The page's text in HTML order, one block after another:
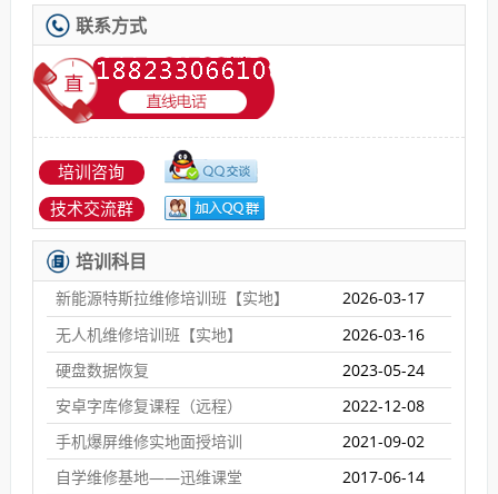
联系方式
培训咨询
技术交流群
培训科目
新能源特斯拉维修培训班【实地】
2026-03-17
无人机维修培训班【实地】
2026-03-16
硬盘数据恢复
2023-05-24
安卓字库修复课程（远程）
2022-12-08
手机爆屏维修实地面授培训
2021-09-02
自学维修基地——迅维课堂
2017-06-14